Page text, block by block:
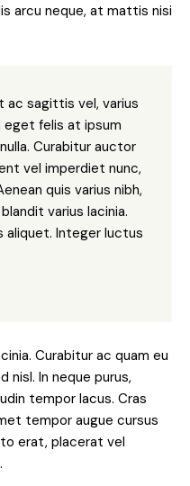
arcu neque, at mattis nisi
ac sagittis vel, varius
eget felis at ipsum
Curabitur auctor
vel imperdiet nunc,
quis varius nibh,
varius lacinia.
Integer luctus
Curabitur ac quam eu
nisl. In neque purus,
tempor lacus. Cras
tempor augue cursus
erat, placerat vel